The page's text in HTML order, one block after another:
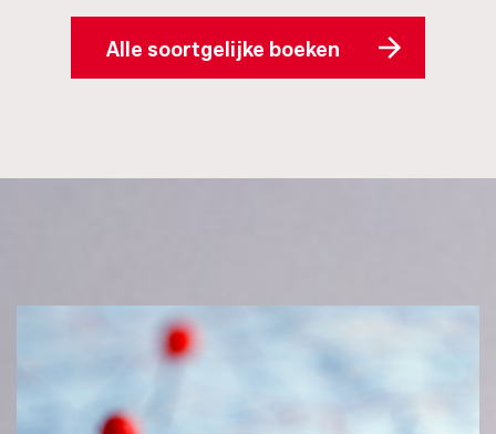
Alle soortgelijke boeken